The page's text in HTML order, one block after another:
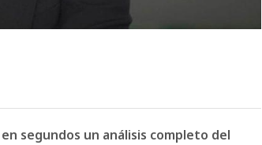
segundos un análisis completo del